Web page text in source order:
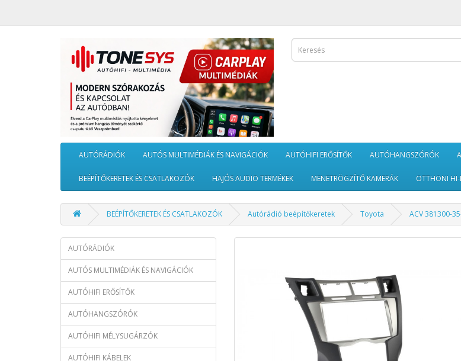
AUTÓRÁDIÓK AUTÓS MULTIMÉDIÁK ÉS NAVIGÁCIÓK AUTÓHIFI ERŐSÍTŐK AUTÓHANGSZÓRÓK
BEÉPÍTŐKERETEK ÉS CSATLAKOZÓK HAJÓS AUDIO TERMÉKEK MENETRÖGZÍTŐ KAMERÁK OTTHONI
BEÉPÍTŐKERETEK ÉS CSATLAKOZÓK Autórádió beépítőkeretek Toyota ACV 381300-
AUTÓRÁDIÓK
AUTÓS MULTIMÉDIÁK ÉS NAVIGÁCIÓK
AUTÓHIFI ERŐSÍTŐK
AUTÓHANGSZÓRÓK
AUTÓHIFI MÉLYSUGÁRZÓK
AUTÓHIFI KÁBELEK